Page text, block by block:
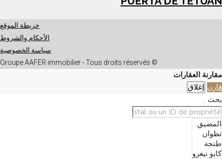
خريطة الموقع
الأحكام والشروط
سياسة الخصوصية
© Groupe AAFER immobilier - Tous droits réservés
مقارنة العقارات
قارن إغلاق
بحث